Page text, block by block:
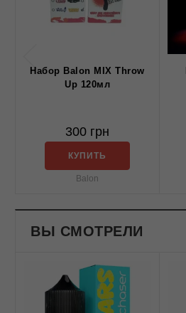
Набор Balon MIX Throw
Up 120мл
300 грн
КУПИТЬ
Balon
ВЫ СМОТРЕЛИ